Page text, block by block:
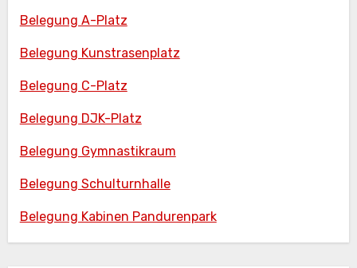
Belegung A-Platz
Belegung Kunstrasenplatz
Belegung C-Platz
Belegung DJK-Platz
Belegung Gymnastikraum
Belegung Schulturnhalle
Belegung Kabinen Pandurenpark